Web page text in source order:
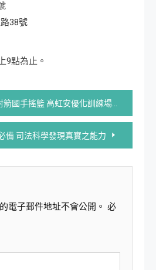
38號
9點為止。
箭國手搖籃 高虹安優化訓練場地
備 司法科學發現真實之能力
電子郵件地址不會公開。 必